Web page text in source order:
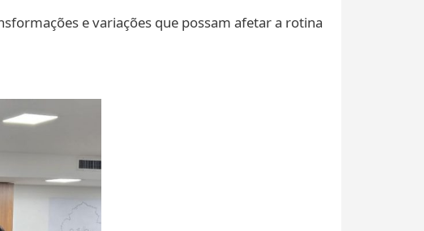
e variações que possam afetar a rotina